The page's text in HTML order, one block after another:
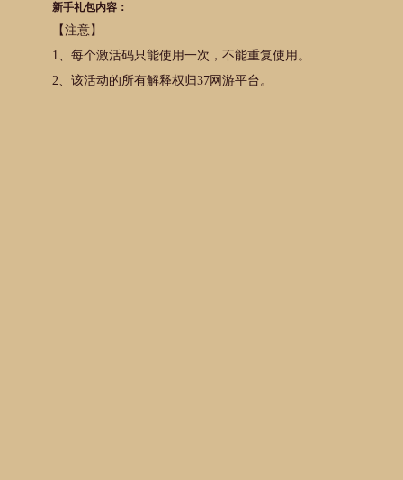
新手礼包内容：
【注意】
1、每个激活码只能使用一次，不能重复使用。
2、该活动的所有解释权归37网游平台。